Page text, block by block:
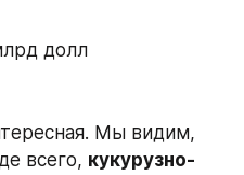
долл
Мы видим,
всего, кукурузно-